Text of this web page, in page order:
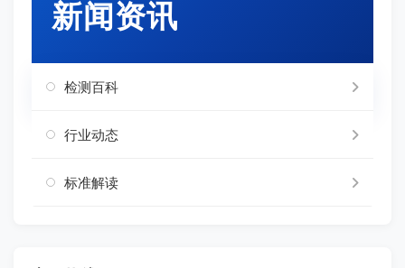
新闻资讯
检测百科
行业动态
标准解读